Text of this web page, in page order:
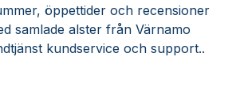
öppettider och recensioner
samlade alster från Värnamo
kundservice och support..